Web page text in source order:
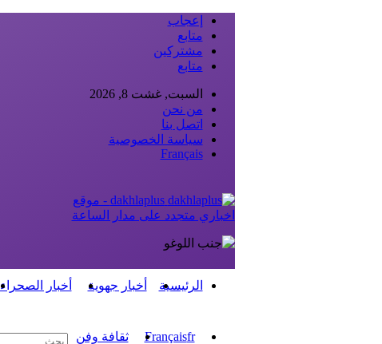
إعجاب
متابع
مشتركين
متابع
السبت, غشت 8, 2026
من نحن
اتصل بنا
سياسة الخصوصية
Français
dakhlaplus - موقع
اخباري متجدد على مدار الساعة
الرئيسية أخبار جهوية أخبار الصحراء
Françaisfr ثقافة وفن